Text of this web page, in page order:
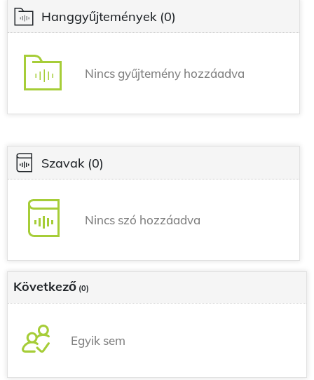
Hanggyűjtemények (0)
Nincs gyűjtemény hozzáadva
Szavak (0)
Nincs szó hozzáadva
Következő (0)
Egyik sem